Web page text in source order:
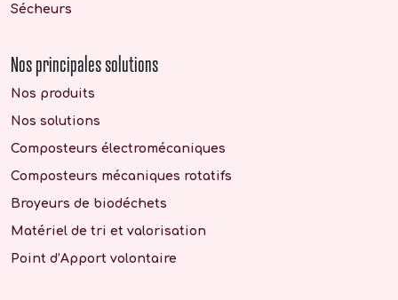
Sécheurs
Nos principales solutions
Nos produits
Nos solutions
Composteurs électromécaniques
Composteurs mécaniques rotatifs
Broyeurs de biodéchets
Matériel de tri et valorisation
Point d’Apport volontaire